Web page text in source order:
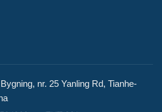
nr. 25 Yanling Rd, Tianhe-